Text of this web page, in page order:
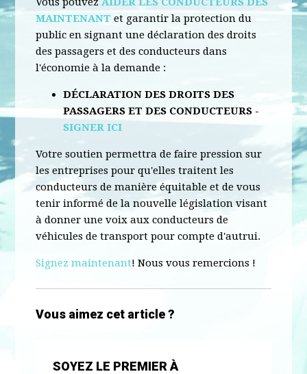
MAINTENANT et garantir la protection du
public en signant une déclaration des droits
des passagers et des conducteurs dans
l'économie à la demande :
DÉCLARATION DES DROITS DES
PASSAGERS ET DES CONDUCTEURS -
SIGNER ICI
Votre soutien permettra de faire pression sur
les entreprises pour qu'elles traitent les
conducteurs de manière équitable et de vous
tenir informé de la nouvelle législation visant
à donner une voix aux conducteurs de
véhicules de transport pour compte d'autrui.
Signez maintenant! Nous vous remercions !
Vous aimez cet article ?
SOYEZ LE PREMIER À